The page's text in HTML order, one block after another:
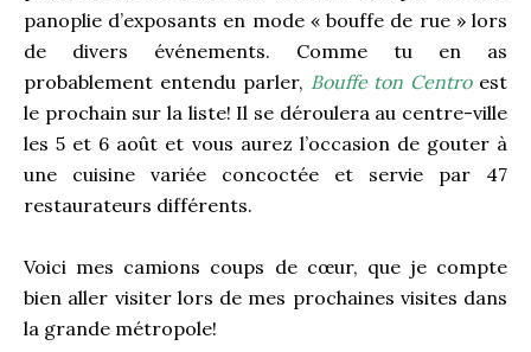
panoplie d’exposants en mode « bouffe de rue » lors
de divers événements. Comme tu en as
probablement entendu parler, Bouffe ton Centroest
le prochain sur la liste! Il se déroulera au centre-ville
les 5 et 6 août et vous aurez l’occasion de gouter à
une cuisine variée concoctée et servie par 47
restaurateurs différents.
Voici mes camions coups de cœur, que je compte
bien aller visiter lors de mes prochaines visites dans
la grande métropole!